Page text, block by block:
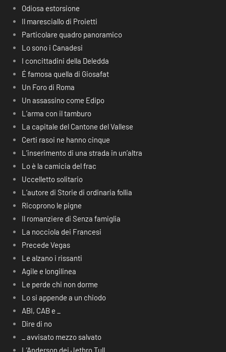
Odiosa estorsione
Il maresciallo di Proietti
Particolare quadro panoramico
Lo sono i Canadesi
I concittadini della Deledda
É famosa quella di Giosafat
Un Foro di Roma
Un assassino come Edipo
L’arma con il tamburo
La capitale del Cantone del Vallese
Certi rasoi ne hanno cinque
L’inserimento di una strada in un’altra
Lo è la camicia del frac
Uccelletto solitario
L’autore di Storie di ordinaria follia
Ricoprono le pigne
Il romanziere di Senza famiglia
La nocciola dei Francesi
Precede Vegas
Le alzano i rissanti
Agile e longilinea
Le perde chi non dorme
Lo si appende a un chiodo
ABI, CAB e _
Dire di no
_ avvisato mezzo salvato
L’Anderson dei Jethro Tull